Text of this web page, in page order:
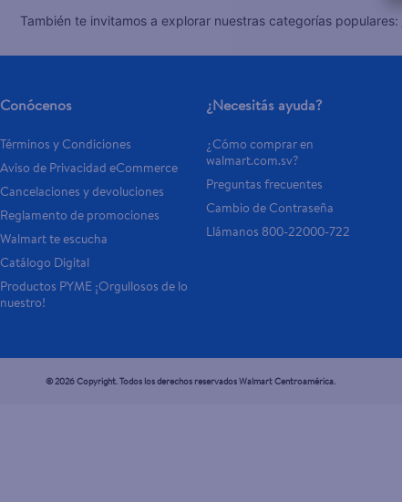
También te invitamos a explorar nuestras categorías populares:
Conócenos
Términos y Condiciones
Aviso de Privacidad eCommerce
Cancelaciones y devoluciones
Reglamento de promociones
Walmart te escucha
Catálogo Digital
Productos PYME ¡Orgullosos de lo
nuestro!
¿Necesitás ayuda?
¿Cómo comprar en
walmart.com.sv?
Preguntas frecuentes
Cambio de Contraseña
Llámanos 800-22000-722
© 2026 Copyright. Todos los derechos reservados Walmart Centroamérica.